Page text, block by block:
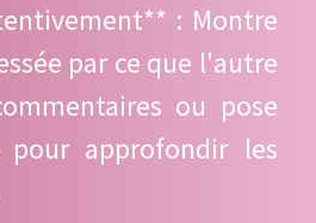
: Montre
par ce que l'autre
ou pose
pour approfondir les